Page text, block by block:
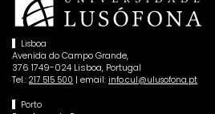
Lisboa
Avenida do Campo Grande,
376 1749-024 Lisboa, Portugal
Tel.: 217 515 500 | email: info.cul@ulusofona.pt
Porto